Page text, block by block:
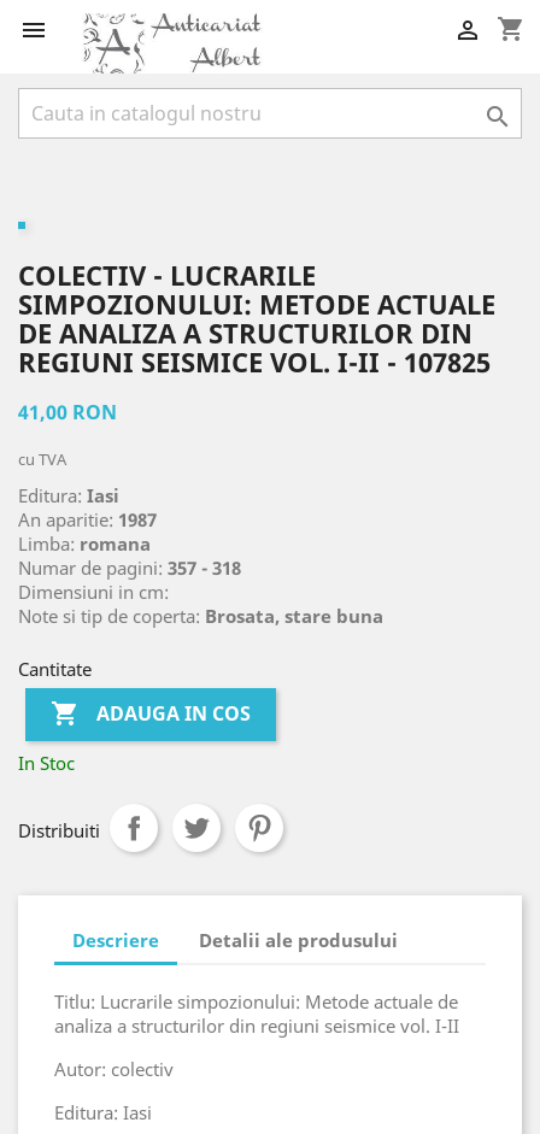
 shopping_cart


COLECTIV - LUCRARILE
SIMPOZIONULUI: METODE ACTUALE
DE ANALIZA A STRUCTURILOR DIN
REGIUNI SEISMICE VOL. I-II - 107825
41,00 RON
cu TVA
Editura: Iasi
An aparitie: 1987
Limba: romana
Numar de pagini: 357 - 318
Dimensiuni in cm:
Note si tip de coperta: Brosata, stare buna
Cantitate
 ADAUGA IN COS
In Stoc
Distribuiti
Descriere Detalii ale produsului
Titlu: Lucrarile simpozionului: Metode actuale de
analiza a structurilor din regiuni seismice vol. I-II
Autor: colectiv
Editura: Iasi